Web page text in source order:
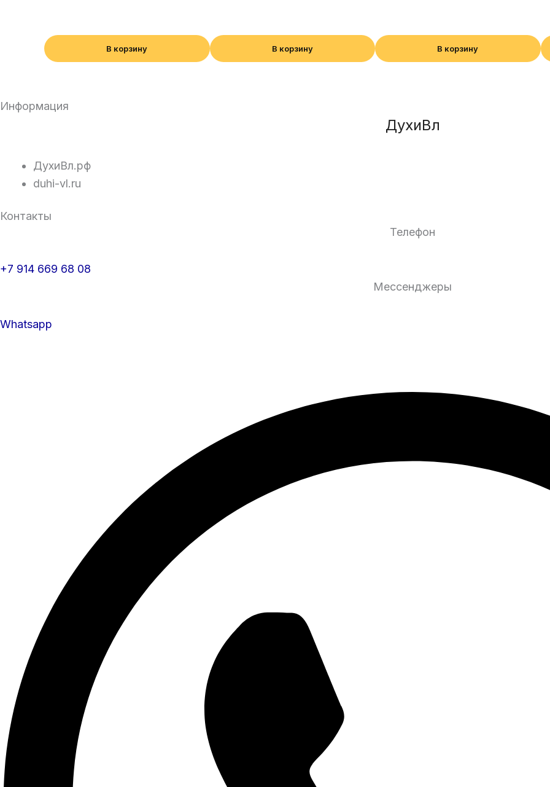
В корзину В корзину В корзину
Информация
ДухиВл
ДухиВл.рф
duhi-vl.ru
Контакты
Телефон
+7 914 669 68 08
Мессенджеры
Whatsapp